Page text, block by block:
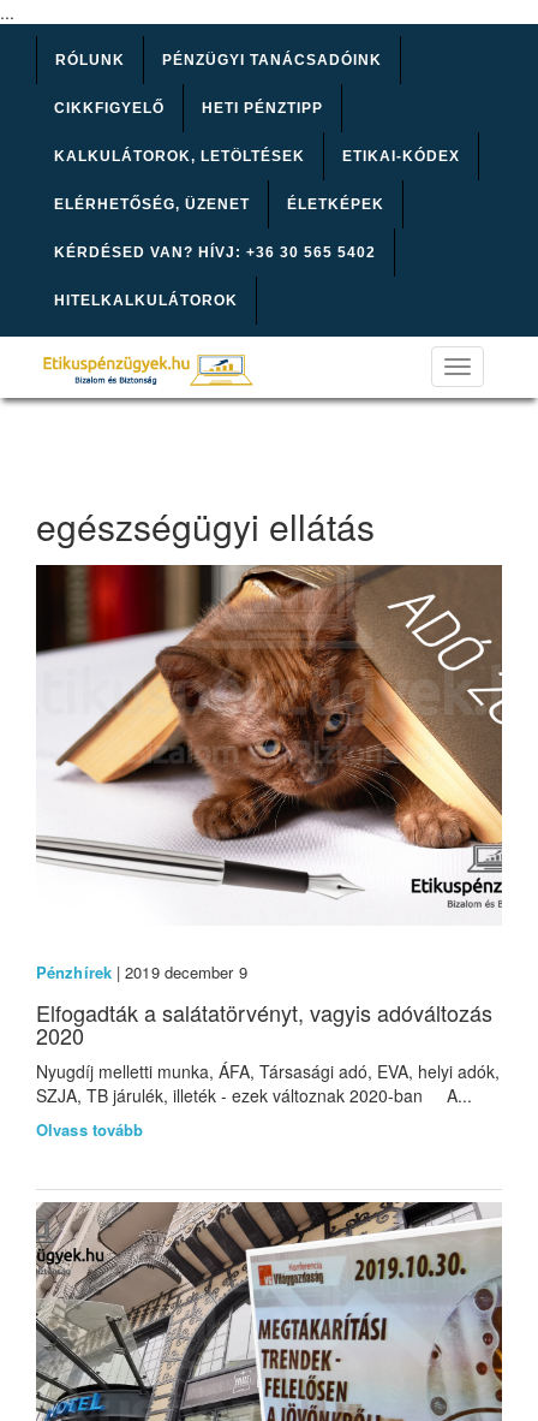
...
RÓLUNK PÉNZÜGYI TANÁCSADÓINK
CIKKFIGYELŐ HETI PÉNZTIPP
KALKULÁTOROK, LETÖLTÉSEK ETIKAI-KÓDEX
ELÉRHETŐSÉG, ÜZENET ÉLETKÉPEK
KÉRDÉSED VAN? HÍVJ: +36 30 565 5402
HITELKALKULÁTOROK
Toggle
navigation
egészségügyi ellátás
Pénzhírek| 2019 december 9
Elfogadták a salátatörvényt, vagyis adóváltozás
2020
Nyugdíj melletti munka, ÁFA, Társasági adó, EVA, helyi adók,
SZJA, TB járulék, illeték - ezek változnak 2020-ban A...
Olvass tovább